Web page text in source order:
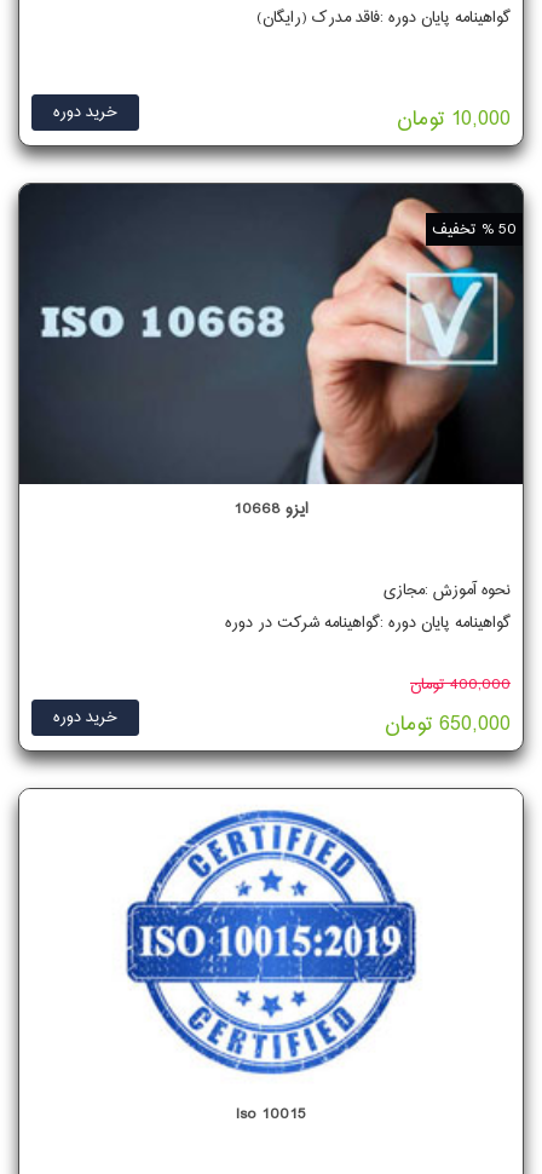
گواهینامه پایان دوره :فاقد مدرک (رایگان)
خرید دوره 10,000 تومان
50 % تخفیف
ایزو 10668
نحوه آموزش :مجازی
گواهینامه پایان دوره :گواهینامه شرکت در دوره
400,000 تومان
خرید دوره
650,000 تومان
Iso 10015